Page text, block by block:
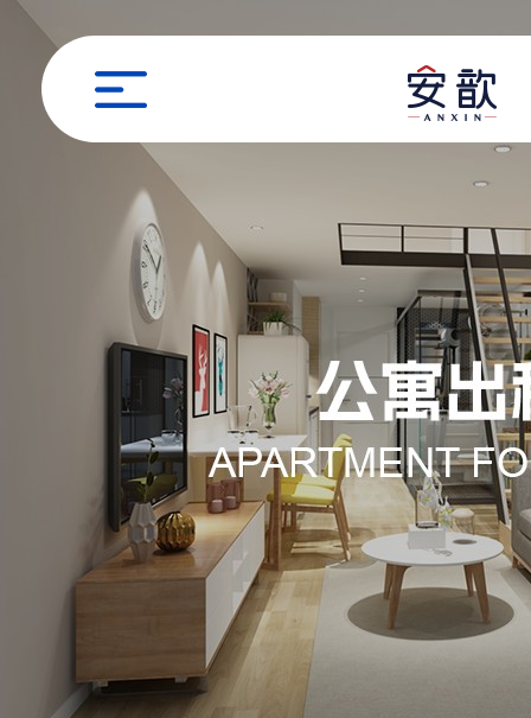
职位申请
姓名
手机
公司